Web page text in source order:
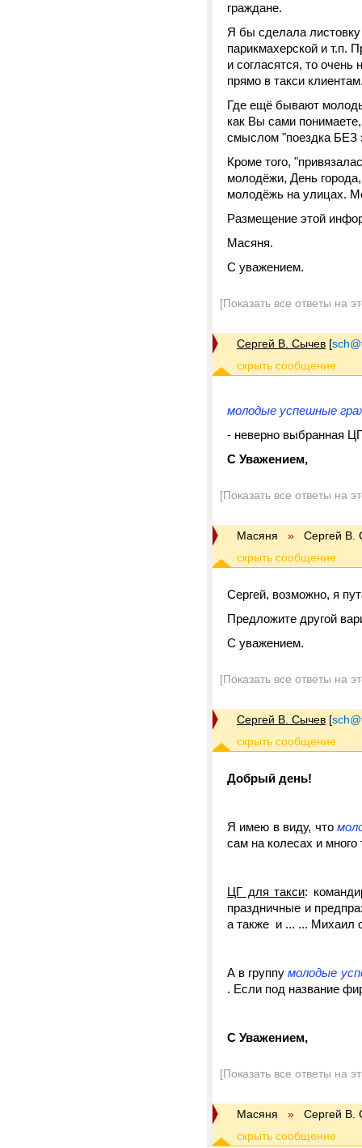
граждане.
Я бы сделала
парикмахерской и т.п.
и согласятся, то
прямо в такси
Где ещё бывают
как Вы сами
смыслом "поездка БЕЗ
Кроме того,
молодёжи, День
молодёжь на улицах.
Размещение этой
Масяня.
С уважением.
[Показать все ответы на
Сергей В. Сычев [
молодые успешные
- неверно выбранная
C Уважением,
[Показать все ответы на
Масяня » Сергей В.
Сергей, возможно, я
Предложите другой
С уважением.
[Показать все ответы на
Сергей В. Сычев [
Добрый день!
Я имею в виду, что
сам на колесах и много
ЦГ для такси:
праздничные и
а также и ... ... Михаил
А в группумолодые
. Если под название
С Уважением,
[Показать все ответы на
Масяня » Сергей В.